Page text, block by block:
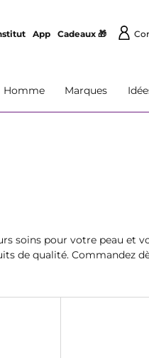
App Cadeaux 🎁
Homme Marques
soins pour votre peau et
de qualité. Commandez